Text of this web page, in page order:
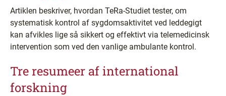
Artiklen beskriver, hvordan TeRa-Studiet tester, om
systematisk kontrol af sygdomsaktivitet ved leddegigt
kan afvikles lige så sikkert og effektivt via telemedicinsk
intervention som ved den vanlige ambulante kontrol.
Tre resumeer af international
forskning